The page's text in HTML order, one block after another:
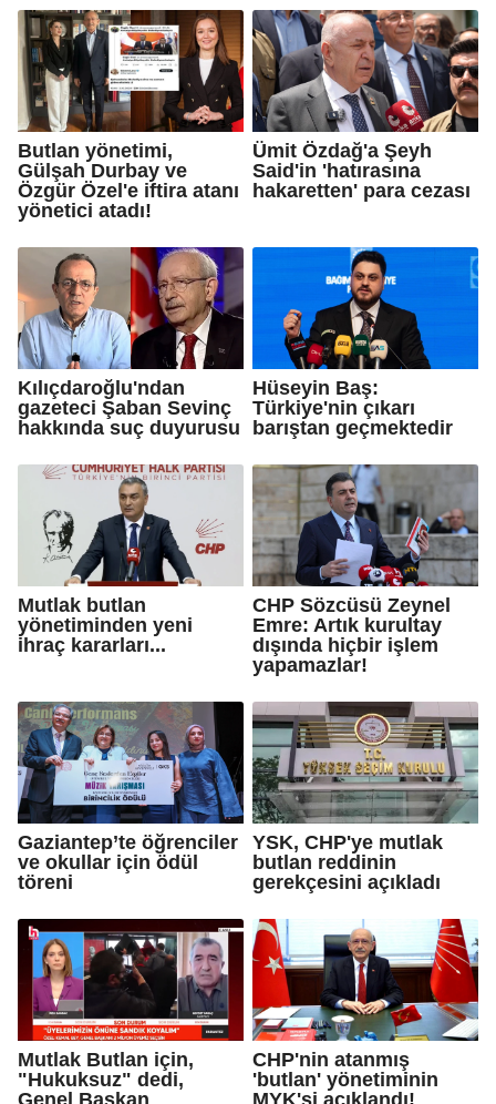
Butlan yönetimi,
Gülşah Durbay ve
Özgür Özel'e iftira atanı
yönetici atadı!
Ümit Özdağ'a Şeyh
Said'in 'hatırasına
hakaretten' para cezası
Kılıçdaroğlu'ndan
gazeteci Şaban Sevinç
hakkında suç duyurusu
Hüseyin Baş:
Türkiye'nin çıkarı
barıştan geçmektedir
Mutlak butlan
yönetiminden yeni
ihraç kararları...
CHP Sözcüsü Zeynel
Emre: Artık kurultay
dışında hiçbir işlem
yapamazlar!
Gaziantep’te öğrenciler
ve okullar için ödül
töreni
YSK, CHP'ye mutlak
butlan reddinin
gerekçesini açıkladı
Mutlak Butlan için,
"Hukuksuz" dedi,
Genel Başkan
CHP'nin atanmış
'butlan' yönetiminin
MYK'si açıklandı!